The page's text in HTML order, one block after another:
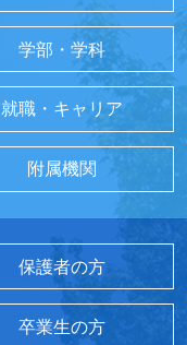
学部・学科
就職・キャリア
附属機関
保護者の方
卒業生の方